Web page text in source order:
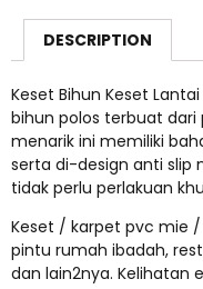
DESCRIPTION
Keset Bihun Keset
bihun polos terbuat dari
menarik ini memiliki
serta di-design anti slip
tidak perlu perlakuan
Keset / karpet pvc mie
pintu rumah ibadah,
dan lain2nya. Kelihatan